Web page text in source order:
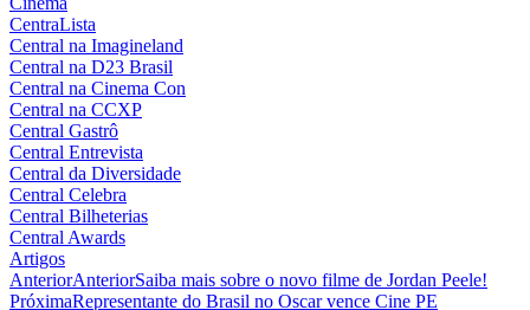
CentraLista
Central na Imagineland
Central na D23 Brasil
Central na Cinema Con
Central na CCXP
Central Gastrô
Central Entrevista
Central da Diversidade
Central Celebra
Central Bilheterias
Central Awards
Artigos
AnteriorAnteriorSaiba mais sobre o novo filme de Jordan Peele!
PróximaRepresentante do Brasil no Oscar vence Cine PE